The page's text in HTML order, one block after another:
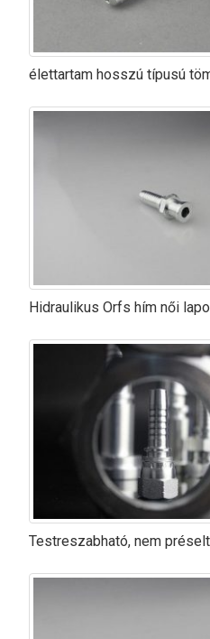
élettartam hosszú típusú
Hidraulikus Orfs hím női
Testreszabható, nem